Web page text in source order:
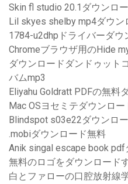
Skin fl studio 20.1ダウンロ
Lil skyes shelby mp4ダウン
1784-u2dhpドライバーダウ
Chromeブラウザ用のHide
ダウンロードダンドゥット
バムmp3
Eliyahu Goldratt PDFの無料
Mac OSヨセミテダウンロー
Blindspot s03e22ダウンロ
.mobiダウンロード無料
Anik singal escape book pdf
無料のロゴをダウンロード
白とファローの口腔放射線